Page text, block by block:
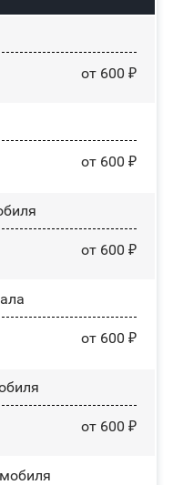
от 600 ₽
от 600 ₽
от 600 ₽
от 600 ₽
от 600 ₽